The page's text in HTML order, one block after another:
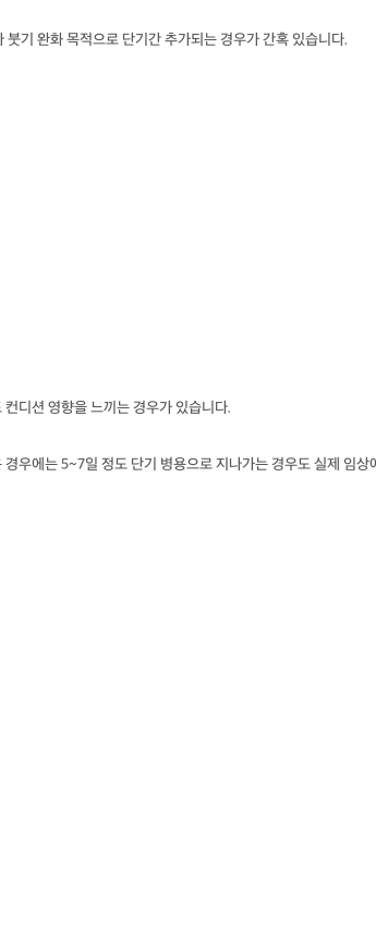
기 완화 목적으로 단기간 추가되는 경우가 간혹 있습니다.
디션 영향을 느끼는 경우가 있습니다.
우에는 5~7일 정도 단기 병용으로 지나가는 경우도 실제 임상